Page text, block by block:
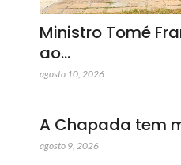
Ministro Tomé
ao…
agosto 10, 2026
A Chapada tem
agosto 9, 2026